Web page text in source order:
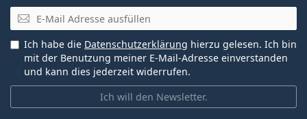
E-Mail
Ich will den Newsletter.
Ich habe die Datenschutzerklärung hierzu gelesen. Ich bin
mit der Benutzung meiner E-Mail-Adresse einverstanden
und kann dies jederzeit widerrufen.